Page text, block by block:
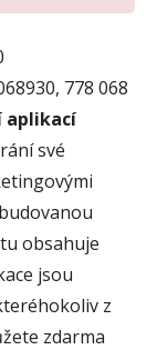
778 068
aplikací
své
obsahuje
jsou
z
zdarma